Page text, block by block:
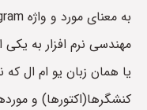
مهندسی نرم افزار به
یا همان زبان یو ام ال
کنشگرها(اکتورها) و